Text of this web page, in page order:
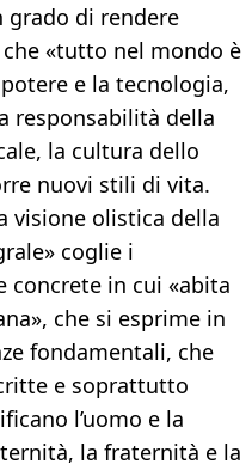
grado di rendere
«tutto nel mondo è
e la tecnologia,
responsabilità della
la cultura dello
nuovi stili di vita.
visione olistica della
coglie i
concrete in cui «abita
che si esprime in
fondamentali, che
e soprattutto
l’uomo e la
la fraternità e la